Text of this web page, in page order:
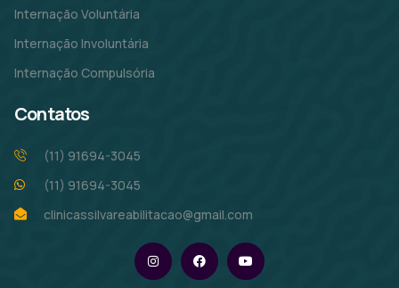
Internação Voluntária
Internação Involuntária
Internação Compulsória
Contatos
(11) 91694-3045
(11) 91694-3045
clinicassilvareabilitacao@gmail.com